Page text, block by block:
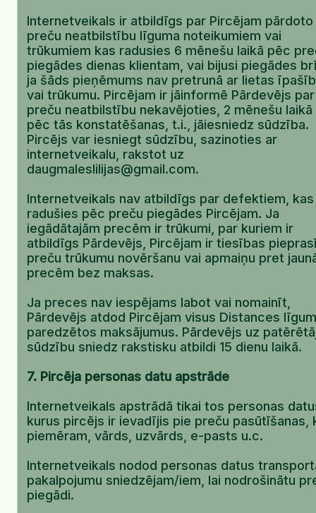
Internetveikals ir atbildīgs par Pircējam pārdoto
preču neatbilstību līguma noteikumiem vai
trūkumiem kas radusies 6 mēnešu laikā pēc
piegādes dienas klientam, vai bijusi piegādes
ja šāds pieņēmums nav pretrunā ar lietas
vai trūkumu. Pircējam ir jāinformē Pārdevējs par
preču neatbilstību nekavējoties, 2 mēnešu laikā
pēc tās konstatēšanas, t.i., jāiesniedz sūdzība.
Pircējs var iesniegt sūdzību, sazinoties ar
internetveikalu, rakstot uz
daugmaleslilijas@gmail.com.
Internetveikals nav atbildīgs par defektiem, kas
radušies pēc preču piegādes Pircējam. Ja
iegādātajām precēm ir trūkumi, par kuriem ir
atbildīgs Pārdevējs, Pircējam ir tiesības
preču trūkumu novēršanu vai apmaiņu pret
precēm bez maksas.
Ja preces nav iespējams labot vai nomainīt,
Pārdevējs atdod Pircējam visus Distances
paredzētos maksājumus. Pārdevējs uz
sūdzību sniedz rakstisku atbildi 15 dienu laikā.
7. Pircēja personas datu apstrāde
Internetveikals apstrādā tikai tos personas
kurus pircējs ir ievadījis pie preču pasūtīšanas,
piemēram, vārds, uzvārds, e-pasts u.c.
Internetveikals nodod personas datus
pakalpojumu sniedzējam/iem, lai nodrošinātu
piegādi.